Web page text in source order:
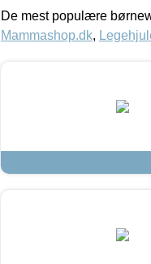
De mest populære
Mammashop.dk,